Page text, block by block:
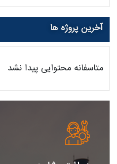
آخرین پروژه ها
متاسفانه محتوایی پیدا نشد